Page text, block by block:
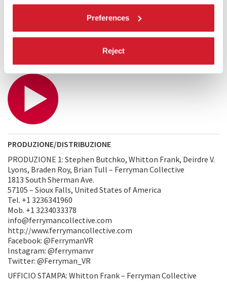
Preferences
Reject
profondo e per riflettere sulla vita, avendo a che fare con
qualcuno che è, per quanto ne sappiamo, al termine della
radicata nell’amore.
TRAILER
PRODUZIONE/DISTRIBUZIONE
PRODUZIONE 1: Stephen Butchko, Whitton Frank, Deirdre V.
Lyons, Braden Roy, Brian Tull – Ferryman Collective
1813 South Sherman Ave.
57105 – Sioux Falls, United States of America
Tel. +1 3236341960
Mob. +1 3234033378
info@ferrymancollective.com
http://www.ferrymancollective.com
Facebook: @FerrymanVR
Instagram: @ferrymanvr
Twitter: @Ferryman_VR
UFFICIO STAMPA: Whitton Frank – Ferryman Collective